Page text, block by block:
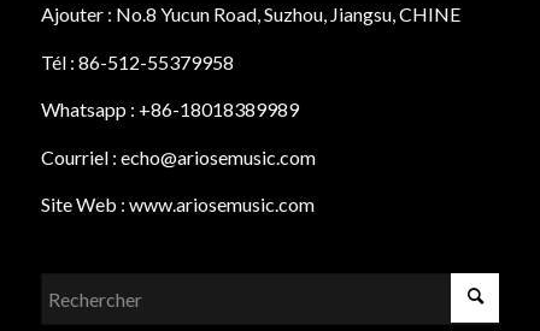
Ajouter : No.8 Yucun Road, Suzhou, Jiangsu, CHINE
Tél : 86-512-55379958
Whatsapp : +86-18018389989
Courriel : echo@ariosemusic.com
Site Web : www.ariosemusic.com